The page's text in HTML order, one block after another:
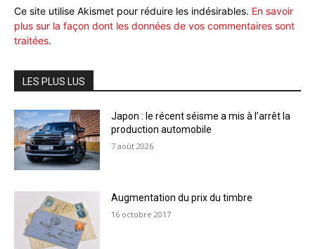
Ce site utilise Akismet pour réduire les indésirables. En savoir
plus sur la façon dont les données de vos commentaires sont
traitées.
LES PLUS LUS
Japon : le récent séisme a mis à l’arrêt la
production automobile
7 août 2026
Augmentation du prix du timbre
16 octobre 2017